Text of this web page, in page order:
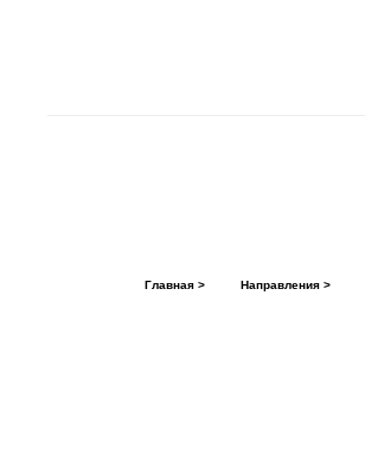
Главная > Направления >